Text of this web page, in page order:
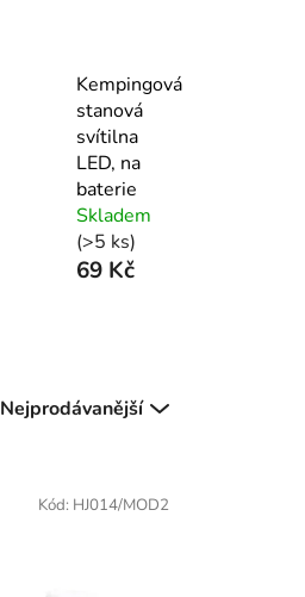
Kempingová
stanová
svítilna
LED, na
baterie
Skladem
(>5 ks)
69 Kč
Nejprodávanější
Kód: HJ014/MOD2